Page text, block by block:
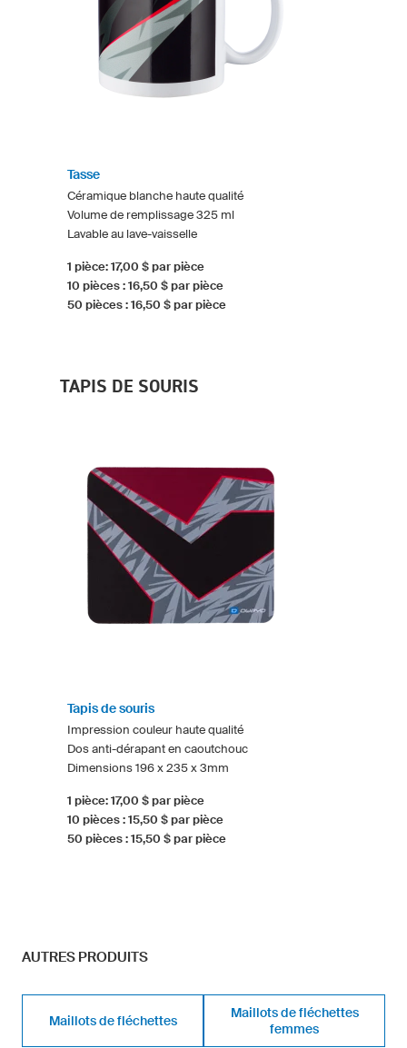
Tasse
Céramique blanche haute qualité
Volume de remplissage 325 ml
Lavable au lave-vaisselle
1 pièce: 17,00 $ par pièce
10 pièces : 16,50 $ par pièce
50 pièces : 16,50 $ par pièce
TAPIS DE SOURIS
Tapis de souris
Impression couleur haute qualité
Dos anti-dérapant en caoutchouc
Dimensions 196 x 235 x 3mm
1 pièce: 17,00 $ par pièce
10 pièces : 15,50 $ par pièce
50 pièces : 15,50 $ par pièce
AUTRES PRODUITS
Maillots de fléchettes
Maillots de fléchettes
femmes